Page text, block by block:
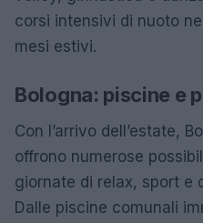
corsi intensivi di nuoto
mesi estivi.
Bologna: piscine e
Con l’arrivo dell’estate,
offrono numerose
giornate di relax, sport e
Dalle piscine comunali